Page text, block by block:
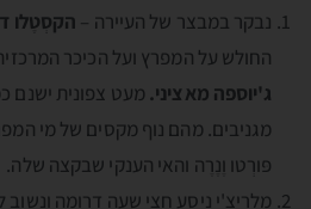
נבקר במבצר של העיירה – הקסְטֶלו
החולש על המפרץ ועל הכיכר
ג'יוספה מאציני. מעט צפונית ישנם
מגניבים. מהם נוף מקסים של מי
פּורְטו וֶנֶרֶה והאי הענקי שבקצה שלה.
מלֶרִיצִ'י ניסע חצי שעה דרומה ונשוב